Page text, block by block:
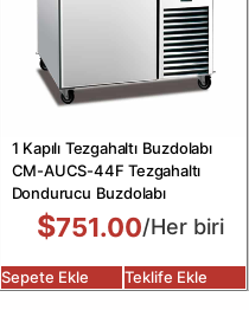
1 Kapılı Tezgahaltı Buzdolabı
CM-AUCS-44F Tezgahaltı
Dondurucu Buzdolabı
$751.00/Her biri
Sepete Ekle Teklife Ekle